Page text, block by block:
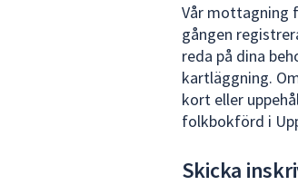
Vår mottagning
gången
reda på dina
kartläggning.
kort eller
folkbokförd i
Skicka